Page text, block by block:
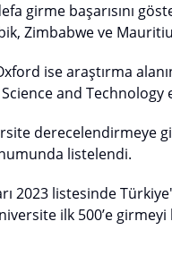
girme başarısını
Zimbabwe ve
ise araştırma
and Technology
derecelendirmeye
listelendi.
2023 listesinde
ilk 500’e